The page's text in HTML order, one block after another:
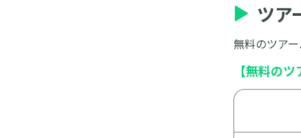
ツア
無料のツア
【無料の